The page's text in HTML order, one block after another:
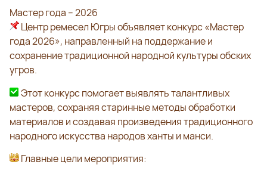
Мастер года – 2026
Центр ремесел Югры объявляет конкурс «Мастер
года 2026», направленный на поддержание и
сохранение традиционной народной культуры обских
угров.
Этот конкурс помогает выявлять талантливых
мастеров, сохраняя старинные методы обработки
материалов и создавая произведения традиционного
народного искусства народов ханты и манси.
Главные цели мероприятия: